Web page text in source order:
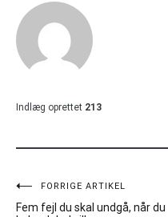
Indlæg oprettet 213
Indlægsnavigation
FORRIGE ARTIKEL
Fem fejl du skal undgå, når du